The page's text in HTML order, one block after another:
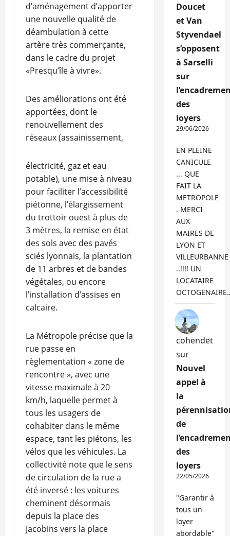
d’aménagement d’apporter
une nouvelle qualité de
déambulation à cette
artère très commerçante,
dans le cadre du projet
«Presqu’île à vivre».
Des améliorations ont été
apportées, dont le
renouvellement des
réseaux (assainissement,
électricité, gaz et eau
potable), une mise à niveau
pour faciliter l’accessibilité
piétonne, l’élargissement
du trottoir ouest à plus de
3 mètres, la remise en état
des sols avec des pavés
sciés lyonnais, la plantation
de 11 arbres et de bandes
végétales, ou encore
l’installation d’assises en
calcaire.
La Métropole précise que la
rue passe en
règlementation « zone de
rencontre », avec une
vitesse maximale à 20
km/h, laquelle permet à
tous les usagers de
cohabiter dans le même
espace, tant les piétons, les
vélos que les véhicules. La
collectivité note que le sens
de circulation de la rue a
été inversé : les voitures
cheminent désormais
depuis la place des
Jacobins vers la place
Doucet
et Van
Styvendael
s’opposent
à Sarselli
sur
des
loyers
29/06/2026
EN PLEINE
CANICULE
... QUE
FAIT LA
METROPOLE
. MERCI
AUX
MAIRES DE
LYON ET
VILLEURBANNE
..!!!! UN
LOCATAIRE
cohendet
sur
Nouvel
appel à
la
de
des
loyers
22/05/2026
"Garantir à
tous un
loyer
abordable"